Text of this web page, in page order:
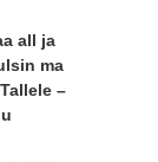
all ja
ma
–